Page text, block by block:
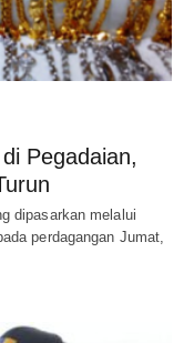
Pegadaian,
dipasarkan melalui
perdagangan Jumat,